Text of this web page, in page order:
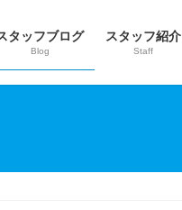
タッフブログ
Blog
スタッフ紹介
Staff